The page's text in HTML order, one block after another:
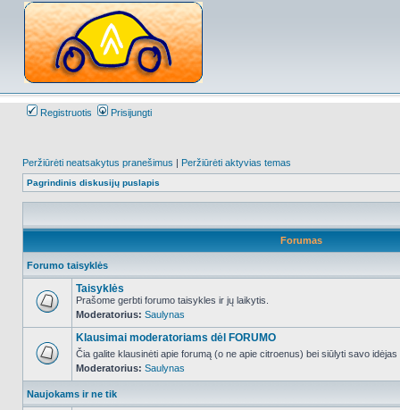
Registruotis Prisijungti
Peržiūrėti neatsakytus pranešimus | Peržiūrėti aktyvias temas
Pagrindinis diskusijų puslapis
Forumas
Forumo taisyklės
NO_UNREAD_POSTS
Taisyklės
Prašome gerbti forumo taisykles ir jų laikytis.
Moderatorius: Saulynas
NO_UNREAD_POSTS
Klausimai moderatoriams dėl FORUMO
Čia galite klausinėti apie forumą (o ne apie citroenus) bei siūlyti savo
Moderatorius: Saulynas
Naujokams ir ne tik